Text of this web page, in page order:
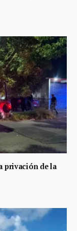
privación de la